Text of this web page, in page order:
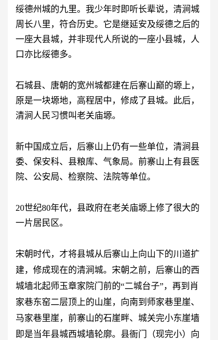
绥德州城的九里。我少年时即听长辈说，清涧城
周长八里，符合历史。它是继延安及绥德之后的
一座大县城，并非现代人所说的一座小县城，人
口亦比绥德多。
石城县、唐朝的宽州城都建在后寨山巅的塬上，
原是一块塬地，高程居中，修成了县城。此后，
清涧人民习惯叫老关庙塬。
新中国成立后，后寨山上仍有一些单位，清涧县
委、保安科、县粮库、气象局。前寨山上有县医
院、公安局、检察院、法院等单位。
20世纪80年代，县政府在老关庙塬上修了很大的
一片居民区。
宋朝时代，才将县城从后寨山上向山下的川道扩
建，修成现在的清涧城。宋朝之前，后寨山的西
城墙北起师玉章家院门前的“二城台子”，再到肖
家巷东窑二层顶上的山崖，向南到师家巷里崖、
马家巷里崖，前寨山的石崖畔、城关完小东崖墙
即是当年县城西城墙轮廓。县衙门（现完小）向